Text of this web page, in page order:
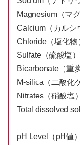
Magnesium（マ
Calcium（カルシ
Chloride（塩化物
Sulfate（硫酸塩
Bicarbonate（重
M-silica（二酸化
Nitrates（硝酸塩
Total dissolved
pH Level（pH値